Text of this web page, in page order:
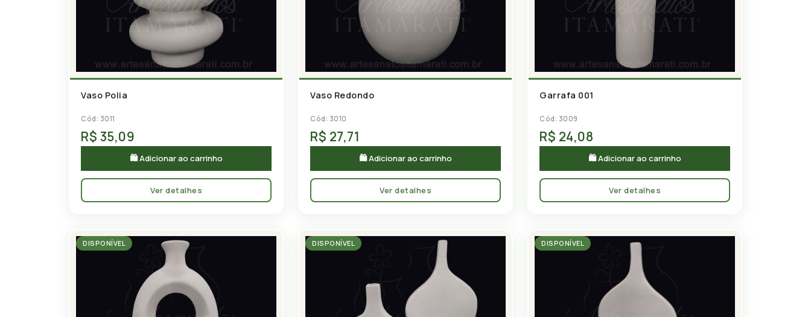
Vaso Polia
Cód: 3011
R$ 35,09
🛍 Adicionar ao carrinho
Ver detalhes
Vaso Redondo
Cód: 3010
R$ 27,71
🛍 Adicionar ao carrinho
Ver detalhes
Garrafa 001
Cód: 3009
R$ 24,08
🛍 Adicionar ao carrinho
Ver detalhes
DISPONÍVEL DISPONÍVEL DISPONÍVEL